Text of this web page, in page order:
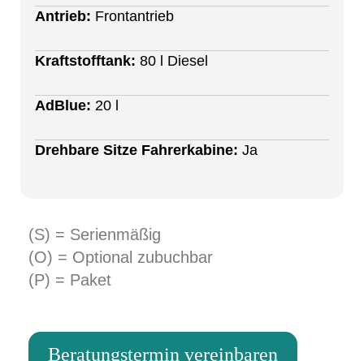
Antrieb: Frontantrieb
Kraftstofftank: 80 l Diesel
AdBlue: 20 l
Drehbare Sitze Fahrerkabine: Ja
(S) = Serienmäßig
(O) = Optional zubuchbar
(P) = Paket
Beratungstermin vereinbaren